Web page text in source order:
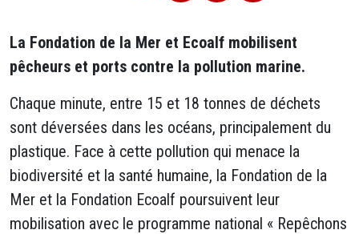
La Fondation de la Mer et Ecoalf mobilisent
pêcheurs et ports contre la pollution marine.
Chaque minute, entre 15 et 18 tonnes de déchets
sont déversées dans les océans, principalement du
plastique. Face à cette pollution qui menace la
biodiversité et la santé humaine, la Fondation de la
Mer et la Fondation Ecoalf poursuivent leur
mobilisation avec le programme national « Repêchons